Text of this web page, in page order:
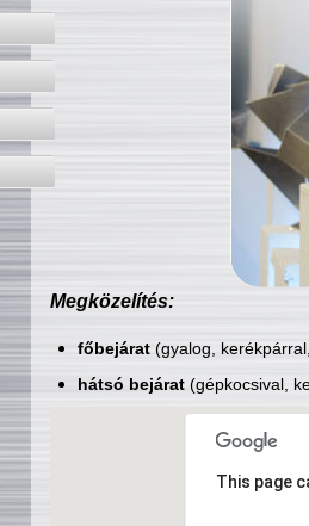
Megközelítés:
főbejárat(gyalog,
hátsó bejárat(gépkocsival,
This page